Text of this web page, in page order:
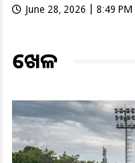
June 28, 2026 | 8:49 PM
ଖେଳ